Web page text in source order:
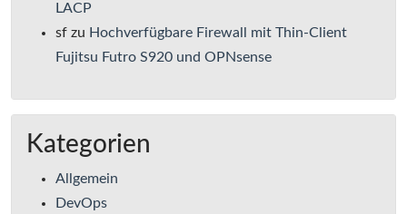
LACP
sf zu Hochverfügbare Firewall mit Thin-Client
Fujitsu Futro S920 und OPNsense
Kategorien
Allgemein
DevOps